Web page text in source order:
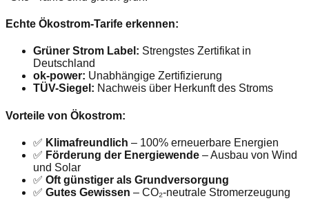
Echte Ökostrom-Tarife erkennen:
Grüner Strom Label: Strengstes Zertifikat in
Deutschland
ok-power: Unabhängige Zertifizierung
TÜV-Siegel: Nachweis über Herkunft des Stroms
Vorteile von Ökostrom:
✅ Klimafreundlich – 100% erneuerbare Energien
✅ Förderung der Energiewende – Ausbau von Wind
und Solar
✅ Oft günstiger als Grundversorgung
✅ Gutes Gewissen – CO₂-neutrale Stromerzeugung